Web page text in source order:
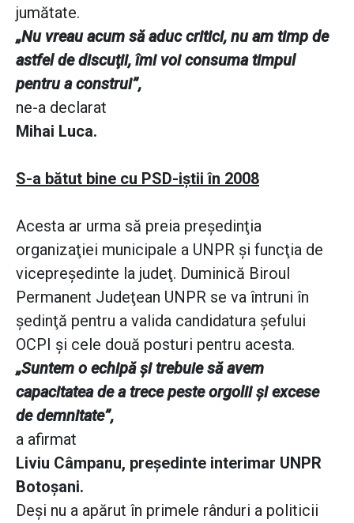
jumătate.
„Nu vreau acum să aduc critici, nu am timp de
astfel de discuţii, îmi voi consuma timpul
pentru a construi”,
ne-a declarat
Mihai Luca.
S-a bătut bine cu PSD-iştii în 2008
Acesta ar urma să preia preşedinţia
organizaţiei municipale a UNPR şi funcţia de
vicepreşedinte la judeţ. Duminică Biroul
Permanent Judeţean UNPR se va întruni în
şedinţă pentru a valida candidatura şefului
OCPI şi cele două posturi pentru acesta.
„Suntem o echipă şi trebuie să avem
capacitatea de a trece peste orgolii şi excese
de demnitate”,
a afirmat
Liviu Câmpanu, preşedinte interimar UNPR
Botoşani.
Deşi nu a apărut în primele rânduri a politicii